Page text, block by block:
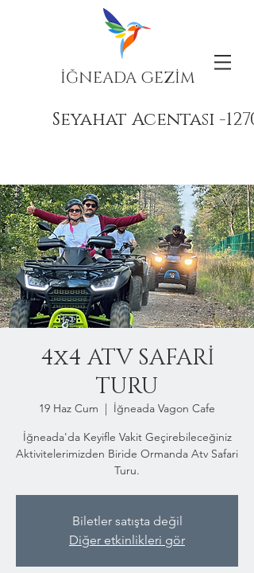
İĞNEADA GEZİM
Seyahat Acentası -
4x4 ATV SAFARİ
TURU
19 Haz Cum
  |
İğneada Vagon Cafe
İğneada'da Keyifle Vakit Geçirebileceğiniz
Aktivitelerimizden Biride Ormanda Atv Safari
Turu.
Biletler satışta değil
Diğer etkinlikleri gör